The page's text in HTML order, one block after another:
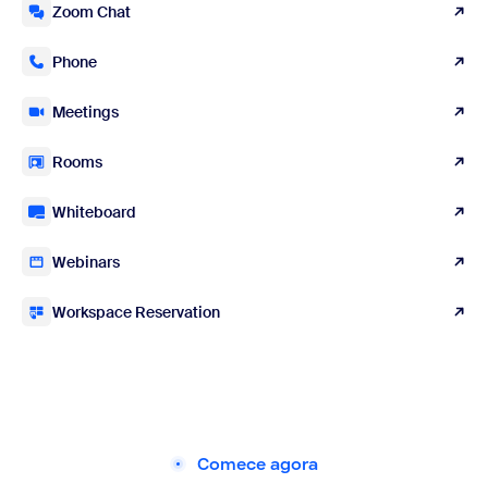
Zoom Chat
Phone
Meetings
Rooms
Whiteboard
Webinars
Workspace Reservation
Comece agora